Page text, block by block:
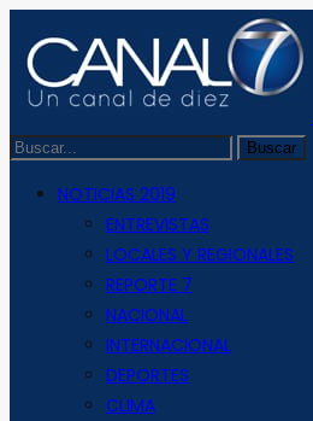
NOTICIAS 2019
ENTREVISTAS
LOCALES Y REGIONALES
REPORTE 7
NACIONAL
INTERNACIONAL
DEPORTES
CLIMA